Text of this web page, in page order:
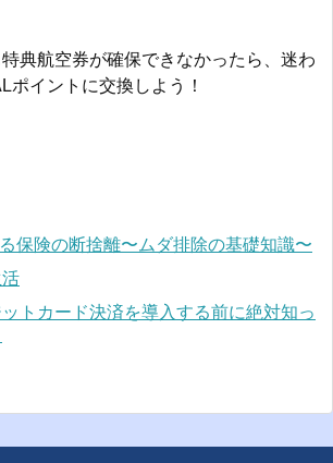
特典航空券が確保できなかったら、迷わ
ポイントに交換しよう！
保険の断捨離〜ムダ排除の基礎知識〜
トカード決済を導入する前に絶対知っ